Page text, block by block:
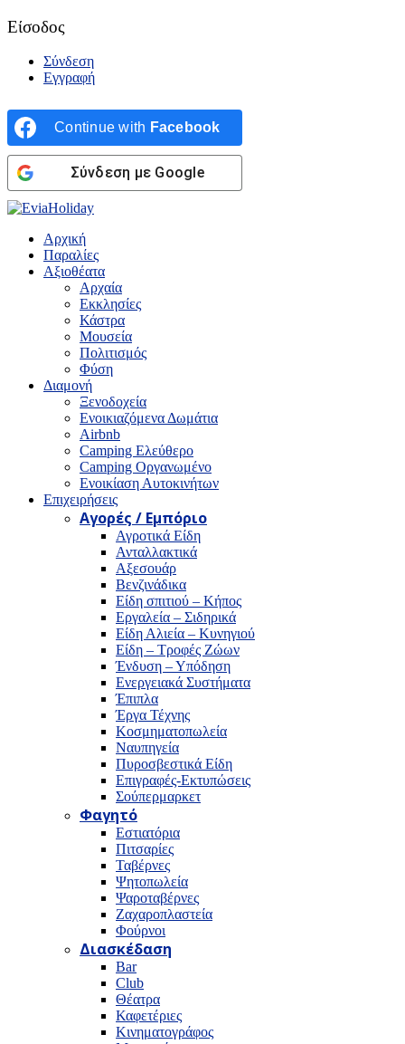
Είσοδος
Σύνδεση
Εγγραφή
Continue with Facebook
Σύνδεση με Google
Αρχική
Παραλίες
Αξιοθέατα
Αρχαία
Εκκλησίες
Κάστρα
Μουσεία
Πολιτισμός
Φύση
Διαμονή
Ξενοδοχεία
Ενοικιαζόμενα Δωμάτια
Airbnb
Camping Ελεύθερο
Camping Οργανωμένο
Ενοικίαση Αυτοκινήτων
Επιχειρήσεις
Αγορές / Εμπόριο
Αγροτικά Είδη
Ανταλλακτικά
Αξεσουάρ
Βενζινάδικα
Είδη σπιτιού – Κήπος
Εργαλεία – Σιδηρικά
Είδη Αλιεία – Κυνηγιού
Είδη – Τροφές Ζώων
Ένδυση – Υπόδηση
Ενεργειακά Συστήματα
Έπιπλα
Έργα Τέχνης
Κοσμηματοπωλεία
Ναυπηγεία
Πυροσβεστικά Είδη
Επιγραφές-Εκτυπώσεις
Σούπερμαρκετ
Φαγητό
Εστιατόρια
Πιτσαρίες
Ταβέρνες
Ψητοπωλεία
Ψαροταβέρνες
Ζαχαροπλαστεία
Φούρνοι
Διασκέδαση
Bar
Club
Θέατρα
Καφετέριες
Κινηματογράφος